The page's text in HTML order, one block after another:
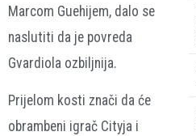
Marcom Guehijem, dalo se
naslutiti da je povreda
Gvardiola ozbiljnija.
Prijelom kosti znači da će
obrambeni igrač Cityja i